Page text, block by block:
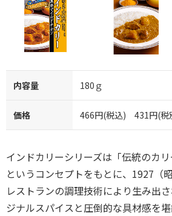
内容量 180ｇ
価格 466円(税込) 431円(税
インドカリーシリーズは「伝統のカリ
というコンセプトをもとに、1927（
レストランの調理技術により生み出
ジナルスパイスと圧倒的な具材感を